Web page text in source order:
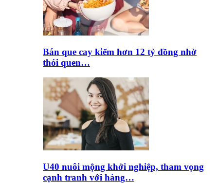
Bán que cay kiếm hơn 12 tỷ đồng nhờ
thói quen…
U40 nuôi mộng khởi nghiệp, tham vọng
cạnh tranh với hàng…